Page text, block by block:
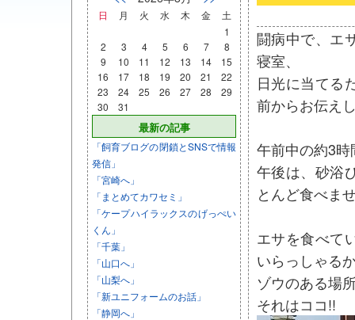
日 月 火 水 木 金
土
1
2
3 4 5 6 7
8
9
10 11 12 13 14
15
16
17 18 19 20 21
22
23
24 25 26 27 28
29
30
31
最新の記事
「飼育ブログの閉鎖とSNSで情報
発信」
「宮崎へ」
「まとめてカワセミ」
「ケープハイラックスのげっぺい
くん」
「千葉」
「山口へ」
「山梨へ」
「新ユニフォームのお話」
「静岡へ」
闘病中で、エ
寝室、
日光に当てる
前からお伝え
午前中の約3
午後は、砂浴
とんど食べま
エサを食べて
いらっしゃる
ゾウのある場
それはココ!!